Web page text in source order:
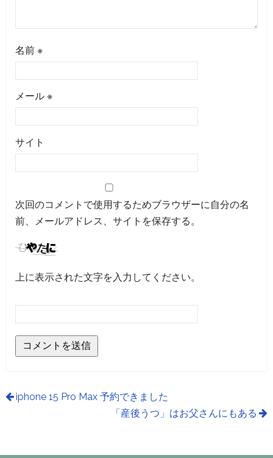
名前 ※
メール ※
サイト
次回のコメントで使用するためブラウザーに自分の名
前、メールアドレス、サイトを保存する。
上に表示された文字を入力してください。
iphone 15 Pro Max 予約できました
「産後うつ」はお父さんにもある